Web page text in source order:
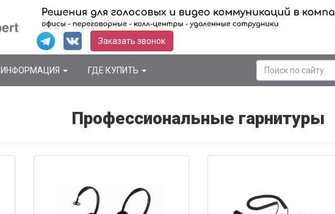
Заказать звонок
ИНФОРМАЦИЯ ГДЕ КУПИТЬ
Профессиональные гарнитуры